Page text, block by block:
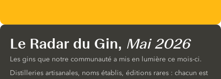
Le Radar du Gin, Mai 2026
Les gins que notre communauté a mis en lumière ce mois-ci.
Distilleries artisanales, noms établis, éditions rares : chacun est